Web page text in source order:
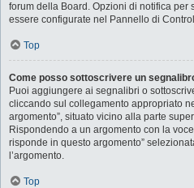
forum della Board. Opzioni di notifica
essere configurate nel Pannello di
Top
Come posso sottoscrivere un
Puoi aggiungere ai segnalibri o
cliccando sul collegamento appropriato
argomento”, situato vicino alla parte
Rispondendo a un argomento con la
risponde in questo argomento”
l’argomento.
Top